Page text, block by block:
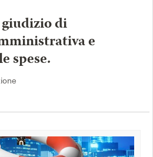
di
e
spese.